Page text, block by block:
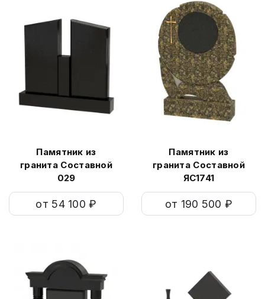
Памятник из
гранита Составной
029
от 54 100 ₽
Памятник из
гранита Составной
ЯС1741
от 190 500 ₽